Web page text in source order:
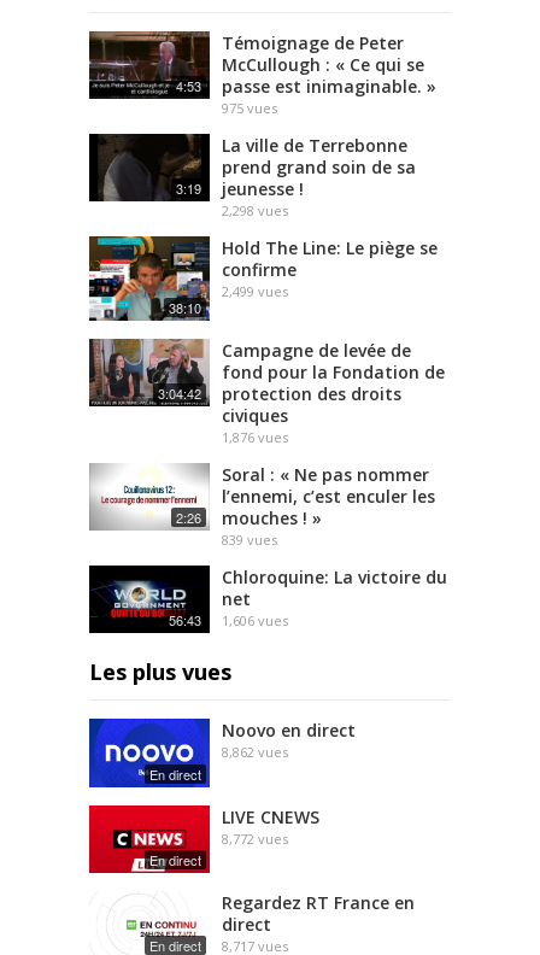
4:53
Témoignage de Peter
McCullough : « Ce qui se
passe est inimaginable. »
975 vues
3:19
La ville de Terrebonne
prend grand soin de sa
jeunesse !
2,298 vues
38:10
Hold The Line: Le piège se
confirme
2,499 vues
3:04:42
Campagne de levée de
fond pour la Fondation de
protection des droits
civiques
1,876 vues
2:26
Soral : « Ne pas nommer
l’ennemi, c’est enculer les
mouches ! »
839 vues
56:43
Chloroquine: La victoire du
net
1,606 vues
Les plus vues
En direct
Noovo en direct
8,862 vues
En direct
LIVE CNEWS
8,772 vues
En direct
Regardez RT France en
direct
8,717 vues